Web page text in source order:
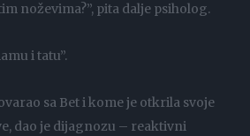
noževima?”, pita dalje psiholog.
i tatu”.
sa Bet i kome je otkrila svoje
dao je dijagnozu – reaktivni